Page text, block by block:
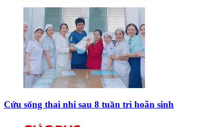
Cứu sống thai nhi sau 8 tuần trì hoãn sinh